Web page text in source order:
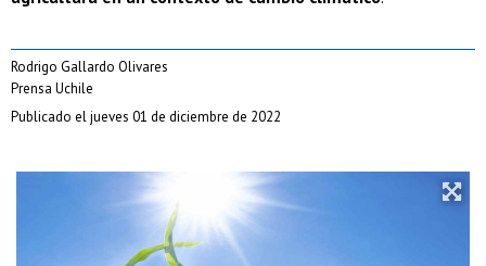
Rodrigo Gallardo Olivares
Prensa Uchile
Publicado el jueves 01 de diciembre de 2022